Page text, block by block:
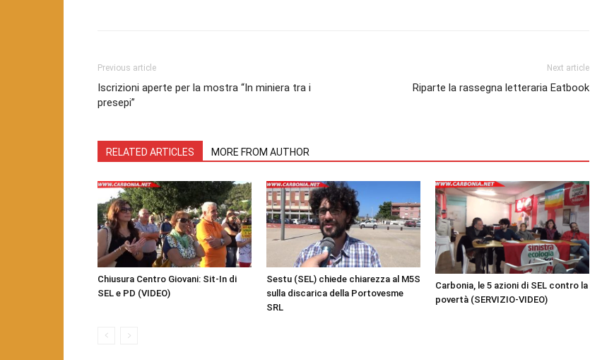
Previous article
Iscrizioni aperte per la mostra “In miniera tra i
presepi”
Next article
Riparte la rassegna letteraria Eatbook
RELATED ARTICLES MORE FROM AUTHOR
Chiusura Centro Giovani: Sit-In di
SEL e PD (VIDEO)
Sestu (SEL) chiede chiarezza al M5S
sulla discarica della Portovesme
SRL
Carbonia, le 5 azioni di SEL contro la
povertà (SERVIZIO-VIDEO)